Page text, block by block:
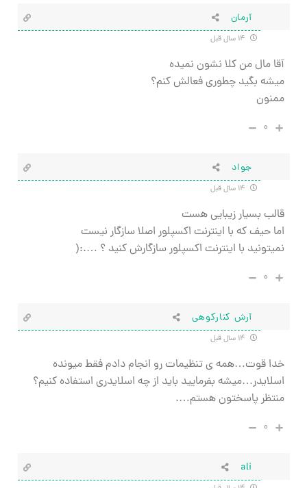
آرمان
آقا مال من کلا نشون نمیده
میشه بگید چطوری فعالش کنم؟
ممنون
۰
جواد
قالب بسیار زیبایی هست
اما حیف که با اینترنت اکسپلور اصلا سازگار نیست
نمیتونید با اینترنت اکسپلور سازگارش کنید ؟ ….:(
۰
آرش کنارکوهی
خدا قوت…همه ی تنظیمات رو انجام دادم فقط میونده
اسلایدر…میشه بفرمایید باید از چه اسلایدری استفاده کنیم؟
منتظر پاسختون هستم….
۰